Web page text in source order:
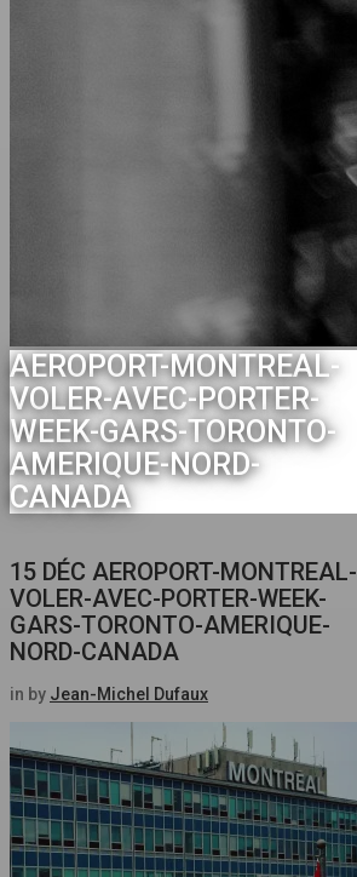
AEROPORT-MONTREAL-
VOLER-AVEC-PORTER-
WEEK-GARS-TORONTO-
AMERIQUE-NORD-
CANADA
15 DÉC AEROPORT-MONTREAL-
VOLER-AVEC-PORTER-WEEK-
GARS-TORONTO-AMERIQUE-
NORD-CANADA
in by Jean-Michel Dufaux